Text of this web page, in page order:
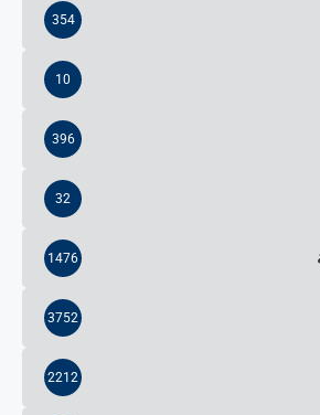
354
10
396
32
1476
3752
2212